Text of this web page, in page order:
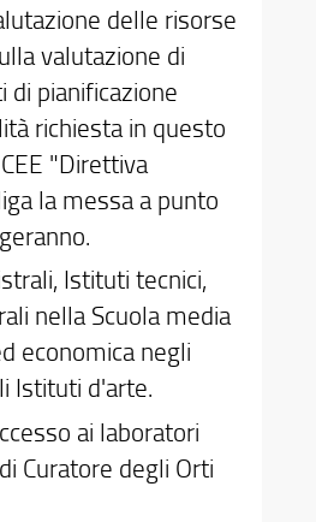
delle risorse
valutazione di
pianificazione
richiesta in questo
"Direttiva
la messa a punto
Istituti tecnici,
nella Scuola media
economica negli
Istituti d'arte.
ai laboratori
Curatore degli Orti